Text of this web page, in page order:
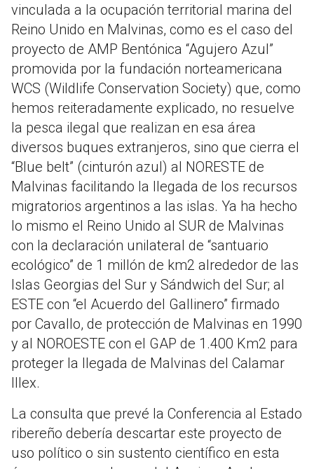
vinculada a la ocupación territorial marina del
Reino Unido en Malvinas, como es el caso del
proyecto de AMP Bentónica “Agujero Azul”
promovida por la fundación norteamericana
WCS (Wildlife Conservation Society) que, como
hemos reiteradamente explicado, no resuelve
la pesca ilegal que realizan en esa área
diversos buques extranjeros, sino que cierra el
“Blue belt” (cinturón azul) al NORESTE de
Malvinas facilitando la llegada de los recursos
migratorios argentinos a las islas. Ya ha hecho
lo mismo el Reino Unido al SUR de Malvinas
con la declaración unilateral de “santuario
ecológico” de 1 millón de km2 alrededor de las
Islas Georgias del Sur y Sándwich del Sur; al
ESTE con “el Acuerdo del Gallinero” firmado
por Cavallo, de protección de Malvinas en 1990
y al NOROESTE con el GAP de 1.400 Km2 para
proteger la llegada de Malvinas del Calamar
Illex.
La consulta que prevé la Conferencia al Estado
ribereño debería descartar este proyecto de
uso político o sin sustento científico en esta